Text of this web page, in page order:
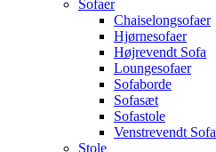
Sofaer
Chaiselongsofaer
Hjørnesofaer
Højrevendt Sofa
Loungesofaer
Sofaborde
Sofasæt
Sofastole
Venstrevendt Sofa
Stole